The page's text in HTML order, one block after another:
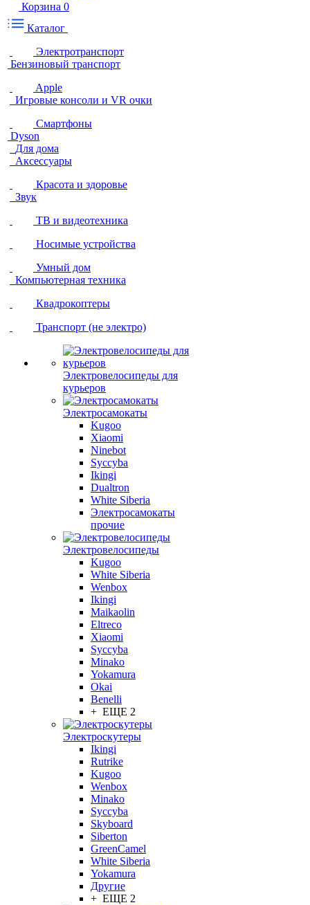
Корзина 0
Каталог
Электротранспорт
Бензиновый транспорт
Apple
Игровые консоли и VR очки
Смартфоны
Dyson
Для дома
Аксессуары
Красота и здоровье
Звук
ТВ и видеотехника
Носимые устройства
Умный дом
Компьютерная техника
Квадрокоптеры
Транспорт (не электро)
Электровелосипеды для
курьеров
Электросамокаты
Kugoo
Xiaomi
Ninebot
Syccyba
Ikingi
Dualtron
White Siberia
Электросамокаты
прочие
Электровелосипеды
Kugoo
White Siberia
Wenbox
Ikingi
Maikaolin
Eltreco
Xiaomi
Syccyba
Minako
Yokamura
Okai
Benelli
+ ЕЩЕ 2
Электроскутеры
Ikingi
Rutrike
Kugoo
Wenbox
Minako
Syccyba
Skyboard
Siberton
GreenCamel
White Siberia
Yokamura
Другие
+ ЕЩЕ 2